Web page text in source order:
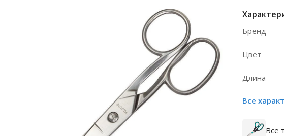
Бренд
Цвет
Длина
Все
Все